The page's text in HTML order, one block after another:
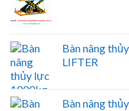
Bàn nâng
LIFTER
Bàn nâng